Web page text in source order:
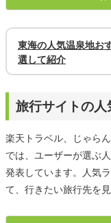
東海の人気温泉地お
選して紹介
旅行サイトの
楽天トラベル、じゃら
では、ユーザーが選ぶ
発表しています。人気
て、行きたい旅行先を